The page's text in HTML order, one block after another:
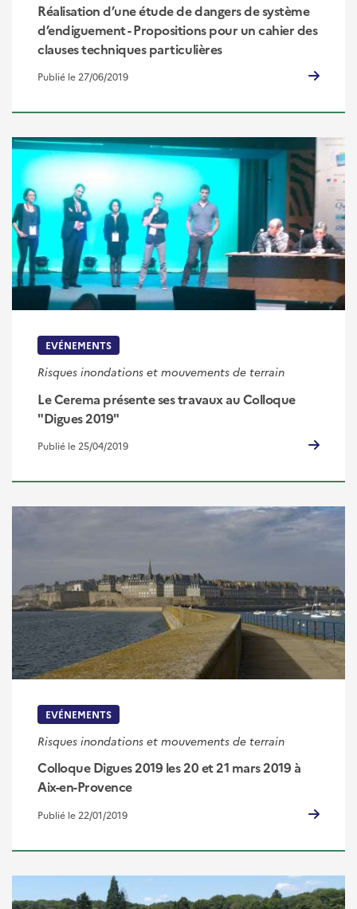
Réalisation d’une étude de dangers de système
d’endiguement - Propositions pour un cahier des
clauses techniques particulières
Publié le 27/06/2019
EVÉNEMENTS
Risques inondations et mouvements de terrain
Le Cerema présente ses travaux au Colloque
"Digues 2019"
Publié le 25/04/2019
EVÉNEMENTS
Risques inondations et mouvements de terrain
Colloque Digues 2019 les 20 et 21 mars 2019 à
Aix-en-Provence
Publié le 22/01/2019